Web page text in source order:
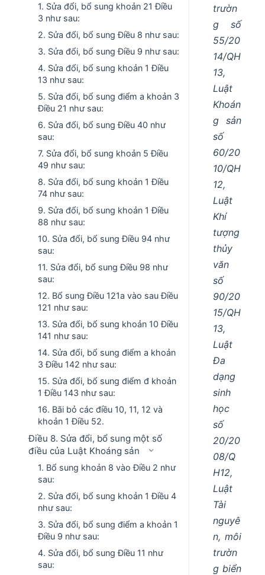
1. Sửa đổi, bổ sung khoản 21 Điều
3 như sau:
2. Sửa đổi, bổ sung Điều 8 như sau:
3. Sửa đổi, bổ sung Điều 9 như sau:
4. Sửa đổi, bổ sung khoản 1 Điều
13 như sau:
5. Sửa đổi, bổ sung điểm a khoản 3
Điều 21 như sau:
6. Sửa đổi, bổ sung Điều 40 như
sau:
7. Sửa đổi, bổ sung khoản 5 Điều
49 như sau:
8. Sửa đổi, bổ sung khoản 1 Điều
74 như sau:
9. Sửa đổi, bổ sung khoản 1 Điều
88 như sau:
10. Sửa đổi, bổ sung Điều 94 như
sau:
11. Sửa đổi, bổ sung Điều 98 như
sau:
12. Bổ sung Điều 121a vào sau Điều
121 như sau:
13. Sửa đổi, bổ sung khoản 10 Điều
141 như sau:
14. Sửa đổi, bổ sung điểm a khoản
3 Điều 142 như sau:
15. Sửa đổi, bổ sung điểm đ khoản
1 Điều 143 như sau:
16. Bãi bỏ các điều 10, 11, 12 và
khoản 1 Điều 52.
Điều 8. Sửa đổi, bổ sung một số
điều của Luật Khoáng sản
1. Bổ sung khoản 8 vào Điều 2 như
sau:
2. Sửa đổi, bổ sung khoản 1 Điều 4
như sau:
3. Sửa đổi, bổ sung điểm a khoản 1
Điều 9 như sau:
4. Sửa đổi, bổ sung Điều 11 như
sau:
trườn
g số
55/20
14/QH
13,
Luật
Khoán
g sản
số
60/20
10/QH
12,
Luật
Khí
tượng
thủy
văn
số
90/20
15/QH
13,
Luật
Đa
dạng
sinh
học
số
20/20
08/Q
H12,
Luật
Tài
nguyê
n, môi
trườn
g biển